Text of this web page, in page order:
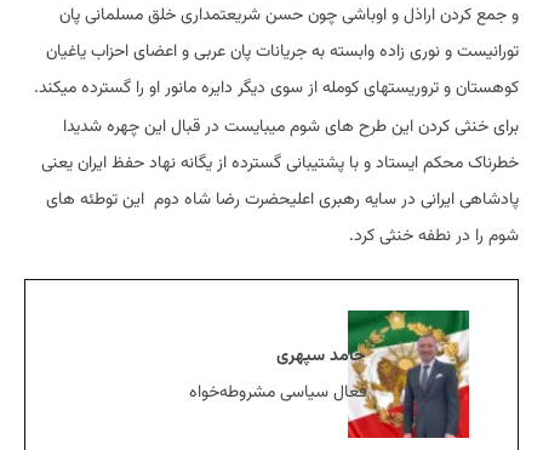
و جمع کردن اراذل و اوباشی چون حسن شریعتمداری خلق مسلمانی پان
تورانیست و نوری زاده وابسته به جریانات پان عربی و اعضای احزاب یاغیان
کوهستان و تروریستهای کومله از سوی دیگر دایره مانور او را گسترده میکند.
برای خنثی کردن این طرح های شوم میبایست در قبال این چهره شدیدا
خطرناک محکم ایستاد و با پشتیبانی گسترده از یگانه نهاد حفظ ایران یعنی
پادشاهی ایرانی در سایه رهبری اعلیحضرت رضا شاه دوم این توطئه های
شوم را در نطفه خنثی کرد.
حامد سپهری
فعال سیاسی مشروطه‌خواه